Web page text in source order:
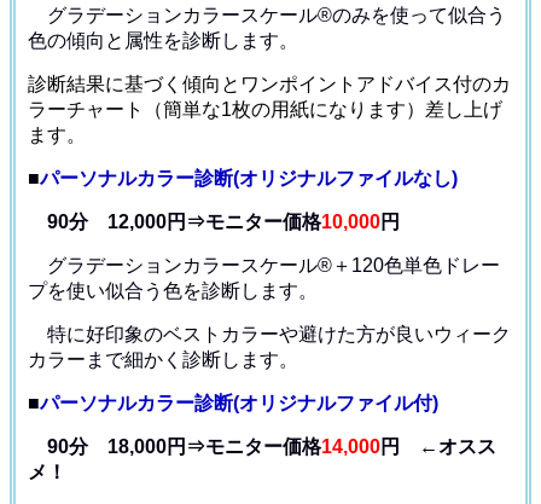
グラデーションカラースケール®のみを使って似合う
色の傾向と属性を診断します。
診断結果に基づく傾向とワンポイントアドバイス付のカ
ラーチャート（簡単な1枚の用紙になります）差し上げ
ます。
■パーソナルカラー診断(オリジナルファイルなし)
90分 12,000円⇒モニター価格10,000円
グラデーションカラースケール®＋120色単色ドレー
プを使い似合う色を診断します。
特に好印象のベストカラーや避けた方が良いウィーク
カラー まで細かく診断します。
■パーソナルカラー診断(オリジナルファイル付)
90分 18,000円⇒モニター価格14,000円 ←オスス
メ！